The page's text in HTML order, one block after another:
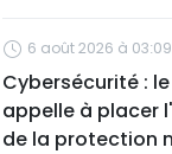
6 août 2026 à
Cybersécurité : le
appelle à placer
de la protection